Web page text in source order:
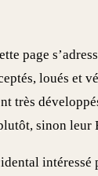
ette page
loués et
très
sinon leur
intéressé